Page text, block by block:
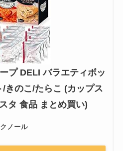
プ DELI バラエティボッ
きのこ/たらこ (カップス
タ 食品 まとめ買い)
クノール